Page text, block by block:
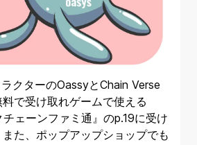
クターのOassyとChain Verse
で受け取れゲームで使える
ェーンファミ通』のp.19に受け
た、ポップアップショップでも